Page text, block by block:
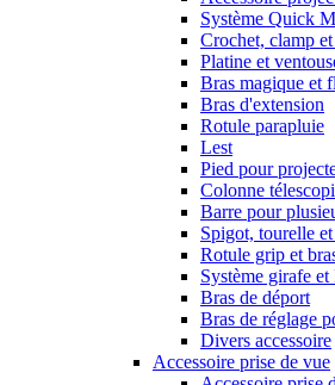
Système Quick
Crochet, clamp
Platine et
Bras magique et
Bras d'extension
Rotule parapluie
Lest
Pied pour
Colonne
Barre pour
Spigot, tourelle
Rotule grip et
Système girafe
Bras de déport
Bras de réglage
Divers accessoire
Accessoire prise de vue